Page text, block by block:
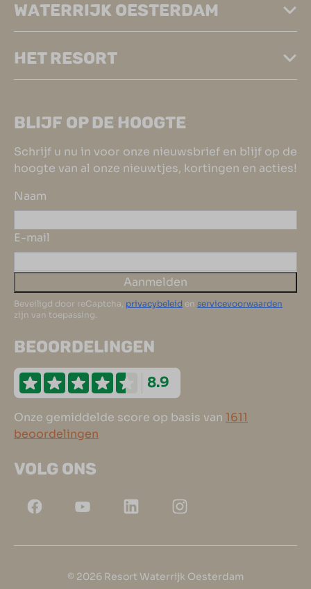
WATERRIJK OESTERDAM
HET RESORT
BLIJF OP DE HOOGTE
Schrijf u nu in voor onze nieuwsbrief en blijf op de
hoogte van al onze nieuwtjes, kortingen en acties!
Naam
E-mail
Aanmelden
Beveiligd door reCaptcha, privacybeleid en servicevoorwaarden
zijn van toepassing.
BEOORDELINGEN
8.9
Onze gemiddelde score op basis van 1611
beoordelingen
VOLG ONS
© 2026 Resort Waterrijk Oesterdam